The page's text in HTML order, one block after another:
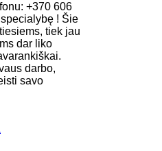
+370 606
! Šie
tiek jau
dar liko
darbo,
savo